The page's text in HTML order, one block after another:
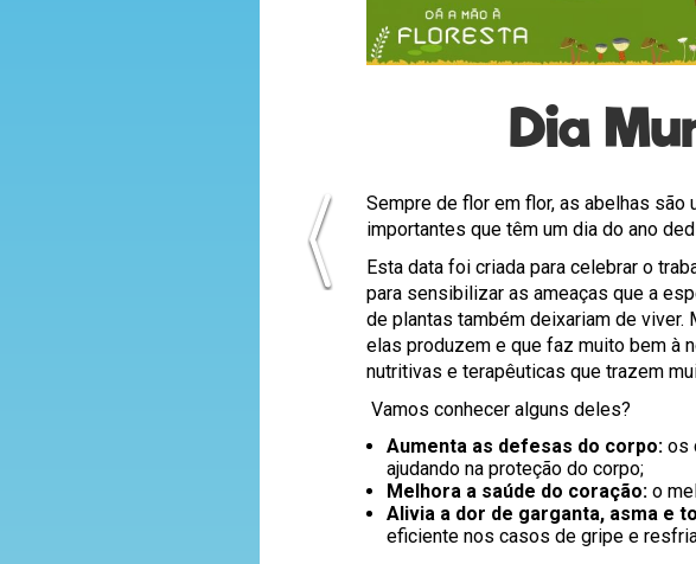
Dia
Sempre de flor em flor, as abelhas
importantes que têm um dia do ano
Esta data foi criada para celebrar o
para sensibilizar as ameaças que a
de plantas também deixariam de
elas produzem e que faz muito bem à
nutritivas e terapêuticas que trazem
Vamos conhecer alguns deles?
Aumenta as defesas do corpo: os
ajudando na proteção do corpo;
Melhora a saúde do coração: o
Alivia a dor de garganta, asma e
eficiente nos casos de gripe e